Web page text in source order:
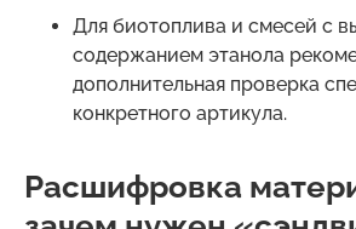
Для биотоплива и смесей с
содержанием этанола
дополнительная проверка
конкретного артикула.
Расшифровка